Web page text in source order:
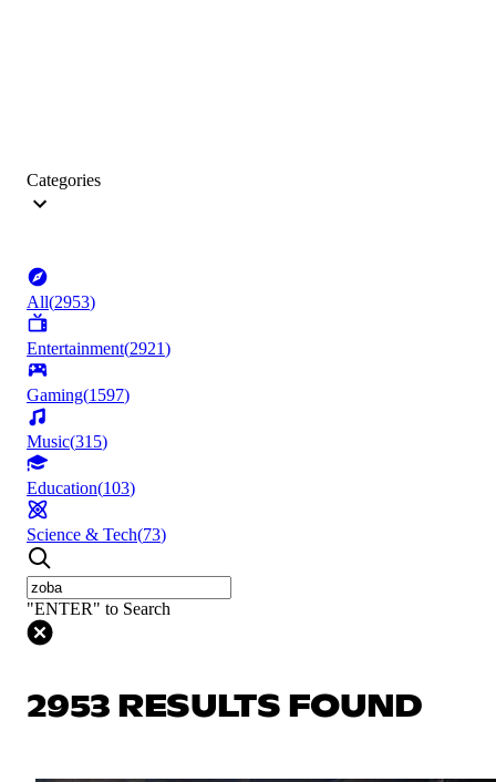
Categories
All(2953)
Entertainment(2921)
Gaming(1597)
Music(315)
Education(103)
Science & Tech(73)
"ENTER" to Search
2953 RESULTS FOUND